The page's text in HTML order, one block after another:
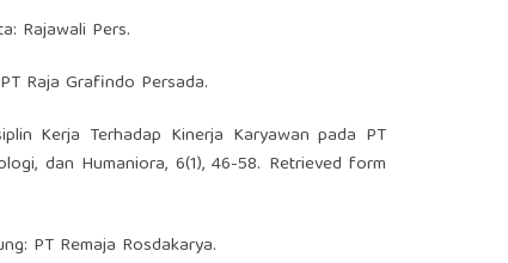
Rajawali Pers.
Raja Grafindo Persada.
Kerja Terhadap Kinerja Karyawan pada PT
dan Humaniora, 6(1), 46-58. Retrieved form
PT Remaja Rosdakarya.